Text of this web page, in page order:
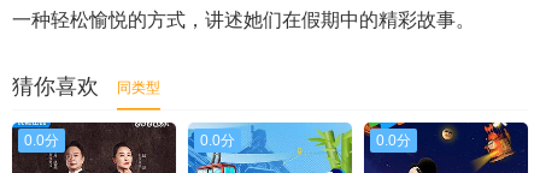
一种轻松愉悦的方式，讲述她们在假期中的精彩故事。
猜你喜欢 同类型
0.0分 0.0分 0.0分